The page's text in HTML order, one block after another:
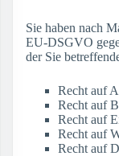
Sie haben nach
EU-DSGVO
der Sie
Recht auf
Recht auf
Recht auf
Recht auf
Recht auf